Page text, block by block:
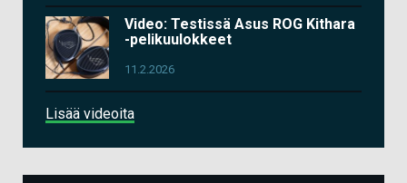
Video: Testissä Asus ROG Kithara
-pelikuulokkeet
11.2.2026
Lisää videoita